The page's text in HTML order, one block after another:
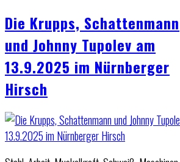
Die Krupps, Schattenmann
und Johnny Tupolev am
13.9.2025 im Nürnberger
Hirsch